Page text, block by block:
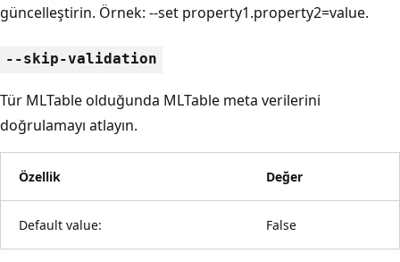
güncelleştirin. Örnek: --set property1.property2=value.
--skip-validation
Tür MLTable olduğunda MLTable meta verilerini
doğrulamayı atlayın.
Özellik Değer
Default value: False